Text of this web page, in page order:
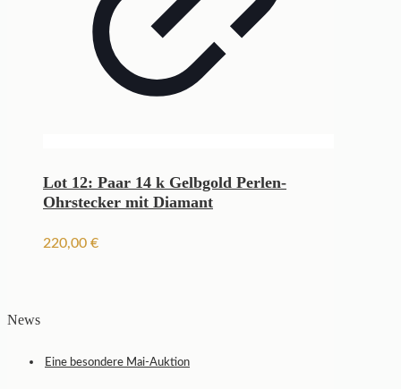
Lot 12: Paar 14 k Gelbgold Perlen-
Ohrstecker mit Diamant
220,00 €
News
Eine besondere Mai-Auktion